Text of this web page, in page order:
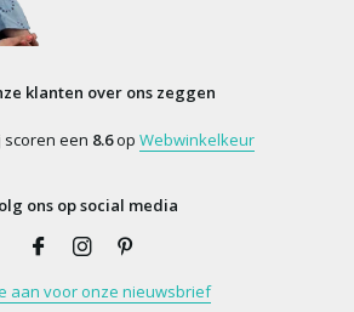
klanten over ons zeggen
scoren een 8.6op Webwinkelkeur
ons op social media
aan voor onze nieuwsbrief